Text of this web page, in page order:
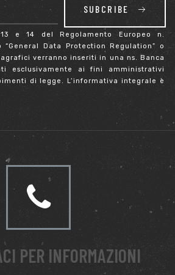
SUBCRIBE
e 14 del Regolamento Europeo n.
“General Data Protection Regulation” o
verranno inseriti in una ns. Banca
esclusivamente ai fini amministrativi
di legge. L’informativa integrale è
PER INFORMAZIONI